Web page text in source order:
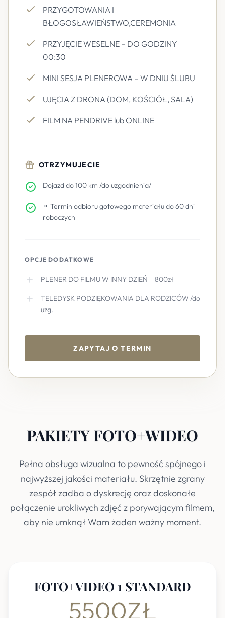
PRZYGOTOWANIA I
BŁOGOSŁAWIEŃSTWO,CEREMONIA
PRZYJĘCIE WESELNE – DO GODZINY
00:30
MINI SESJA PLENEROWA – W DNIU ŚLUBU
UJĘCIA Z DRONA (DOM, KOŚCIÓŁ, SALA)
FILM NA PENDRIVE lub ONLINE
OTRZYMUJECIE
Dojazd do 100 km /do uzgodnienia/
⚬ Termin odbioru gotowego materiału do 60 dni
roboczych
OPCJE DODATKOWE
PLENER DO FILMU W INNY DZIEŃ – 800zł
TELEDYSK PODZIĘKOWANIA DLA RODZICÓW /do
uzg.
ZAPYTAJ O TERMIN
PAKIETY FOTO+WIDEO
Pełna obsługa wizualna to pewność spójnego i
najwyższej jakości materiału. Skrzętnie zgrany
zespół zadba o dyskrecję oraz doskonałe
połączenie urokliwych zdjęć z porywającym filmem,
aby nie umknął Wam żaden ważny moment.
FOTO+VIDEO 1 STANDARD
5500ZŁ